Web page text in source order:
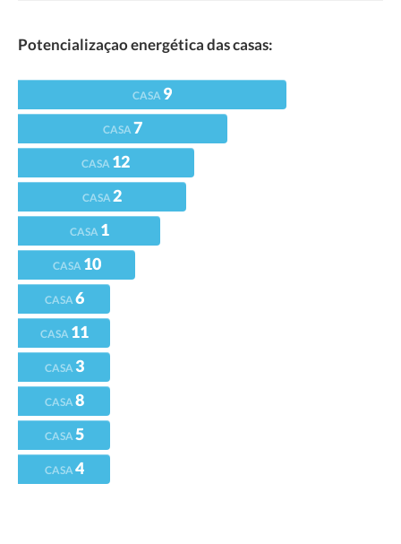
Potencializaçao energética das casas:
CASA 9
CASA7
CASA 12
CASA2
CASA 1
CASA 10
CASA6
CASA 11
CASA 3
CASA8
CASA5
CASA4